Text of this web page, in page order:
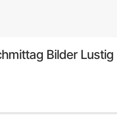
Bilder Lustig